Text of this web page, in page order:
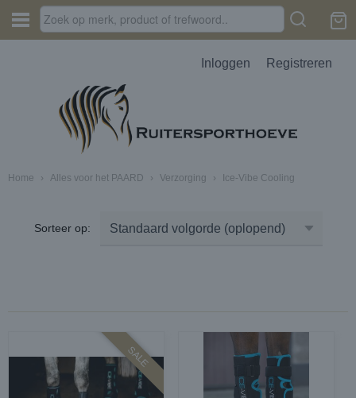
Inloggen Registreren
Home › Alles voor het PAARD › Verzorging › Ice-Vibe Cooling
Sorteer op:
SALE